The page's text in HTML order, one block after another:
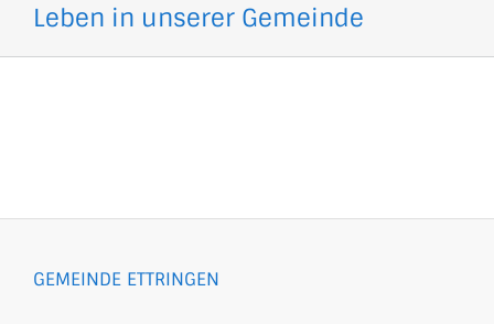
Leben in unserer Gemeinde
GEMEINDE ETTRINGEN